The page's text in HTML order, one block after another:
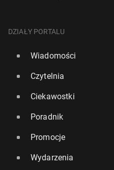
DZIAŁY PORTALU
Wiadomości
Czytelnia
Ciekawostki
Poradnik
Promocje
Wydarzenia